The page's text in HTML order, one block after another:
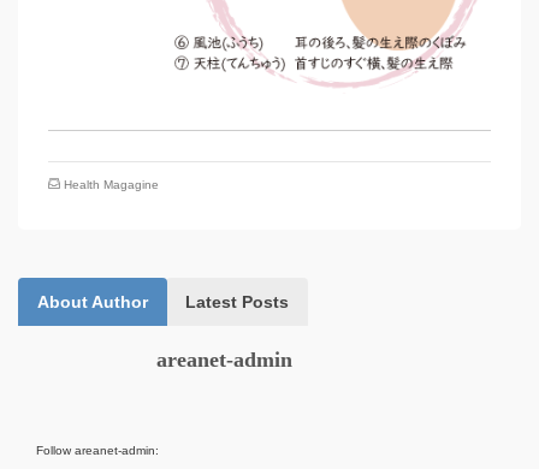
Health Magagine
About Author Latest Posts
Follow areanet-admin:
areanet-admin